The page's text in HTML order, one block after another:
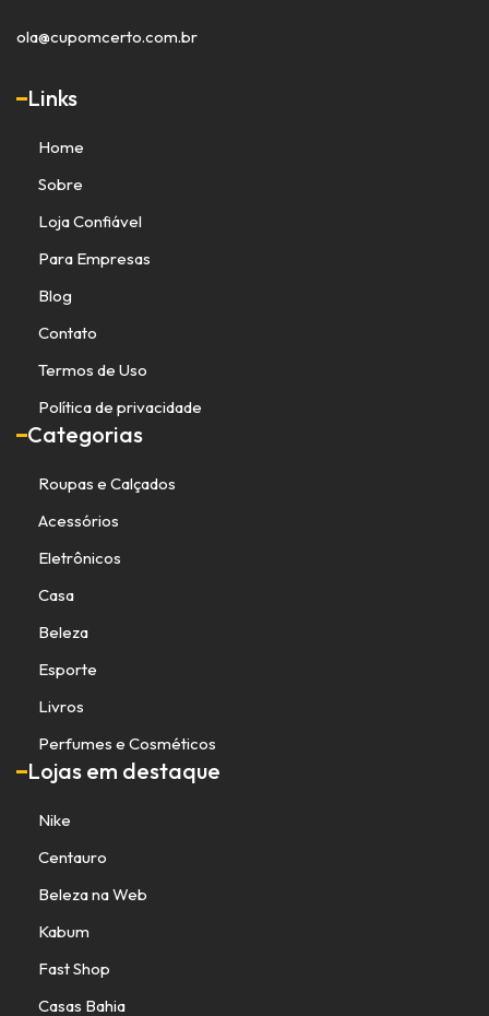
ola@cupomcerto.com.br
Links
Home
Sobre
Loja Confiável
Para Empresas
Blog
Contato
Termos de Uso
Política de privacidade
Categorias
Roupas e Calçados
Acessórios
Eletrônicos
Casa
Beleza
Esporte
Livros
Perfumes e Cosméticos
Lojas em destaque
Nike
Centauro
Beleza na Web
Kabum
Fast Shop
Casas Bahia